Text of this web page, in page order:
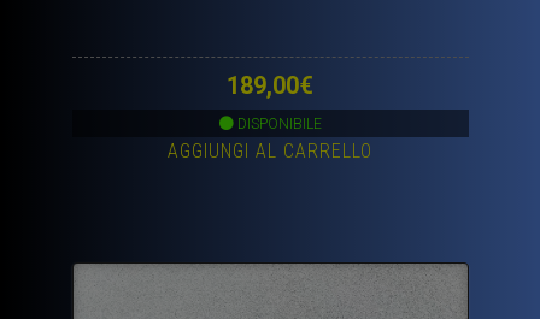
189,00€
DISPONIBILE
AGGIUNGI AL CARRELLO